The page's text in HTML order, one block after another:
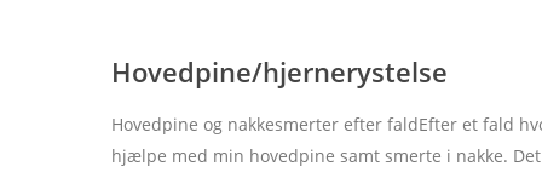
Hovedpine/hjernerystelse
Hovedpine og nakkesmerter efter faldEfter et fald
hjælpe med min hovedpine samt smerte i nakke.